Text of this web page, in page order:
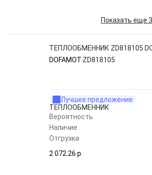
Показать еще
ТЕПЛООБМЕННИК ZD818105
DOFAMOT ZD818105
Лучшее предложение
ТЕПЛООБМЕННИК
Вероятность
Наличие
Отгрузка
2 072.26 p.